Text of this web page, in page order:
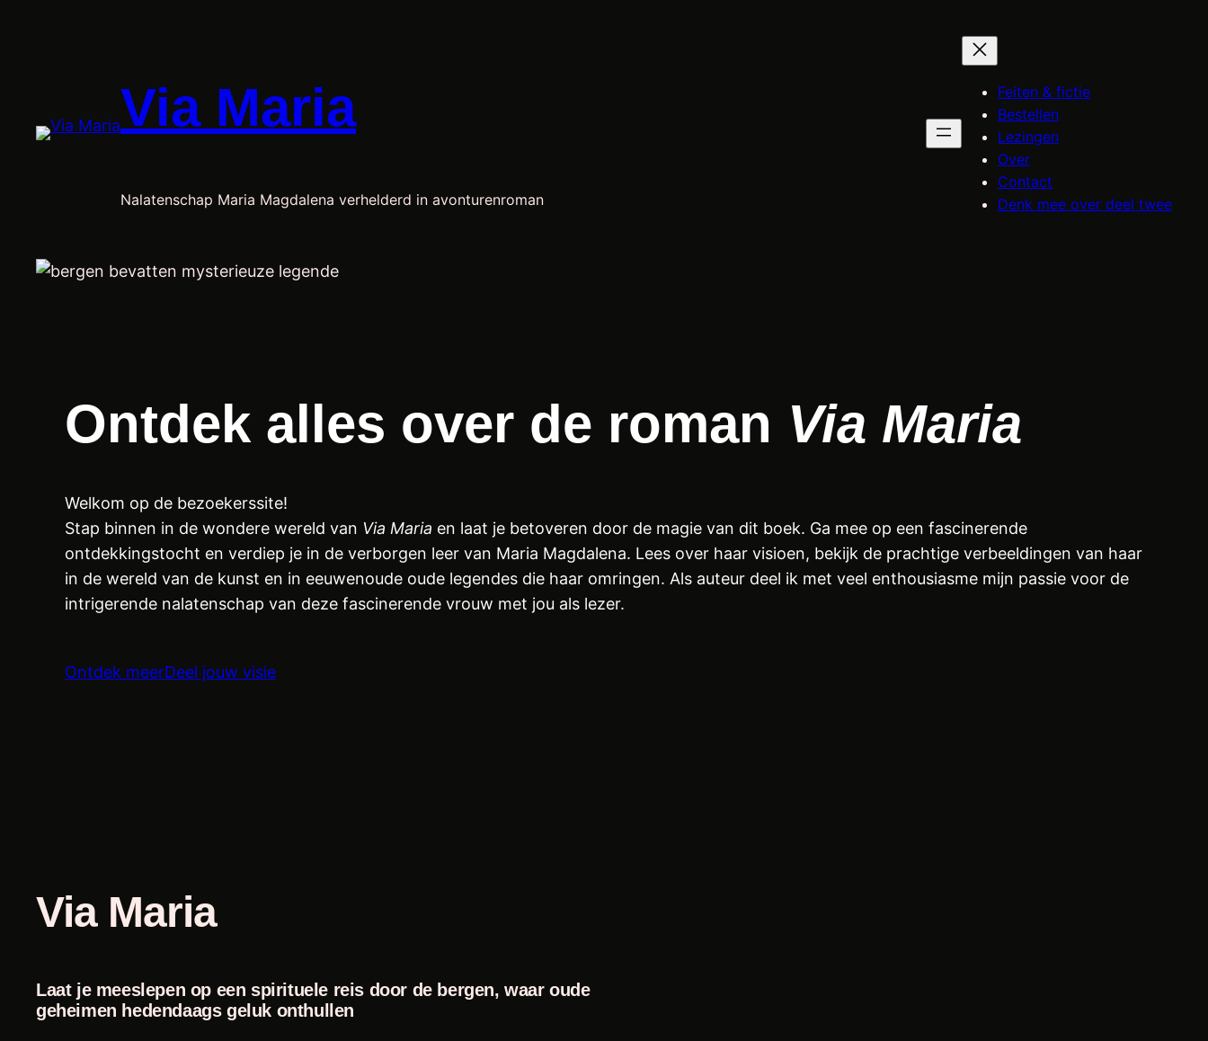
Via Maria
Nalatenschap Maria Magdalena verhelderd in avonturenroman
Feiten & fictie
Bestellen
Lezingen
Over
Contact
Denk mee over deel twee
Ontdek alles over de roman Via Maria
Welkom op de bezoekerssite!
Stap binnen in de wondere wereld van Via Maria en laat je betoveren door de magie van dit boek. Ga mee op een fascinerende
ontdekkingstocht en verdiep je in de verborgen leer van Maria Magdalena. Lees over haar visioen, bekijk de prachtige verbeeldingen van haar
in de wereld van de kunst en in eeuwenoude oude legendes die haar omringen. Als auteur deel ik met veel enthousiasme mijn passie voor de
intrigerende nalatenschap van deze fascinerende vrouw met jou als lezer.
Ontdek meerDeel jouw visie
Via Maria
Laat je meeslepen op een spirituele reis door de bergen, waar oude
geheimen hedendaags geluk onthullen